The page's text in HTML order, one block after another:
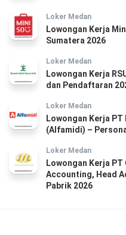
Loker Medan
Lowongan Kerja
Sumatera 2026
Loker Medan
Lowongan Kerja
dan Pendaftaran
Loker Medan
Lowongan Kerja
(Alfamidi) –
Loker Medan
Lowongan Kerja
Accounting, Head
Pabrik 2026